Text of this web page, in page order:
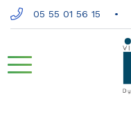
Gestion des traceurs
05 55 01 56 15
Aller